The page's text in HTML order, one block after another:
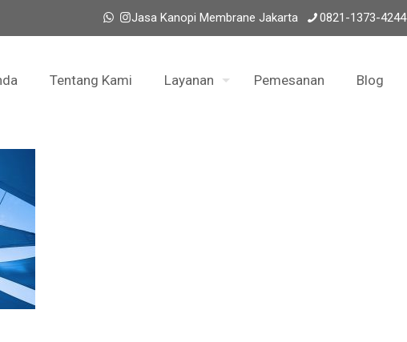
Jasa Kanopi Membrane Jakarta 0821-1373-4244
Tentang Kami Layanan Pemesanan Blog